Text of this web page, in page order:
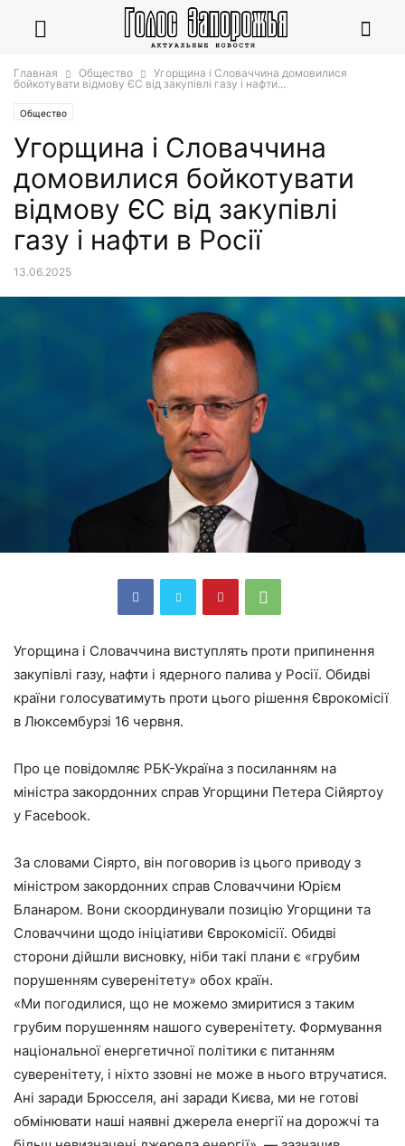
Главная Общество
Угорщина і Словаччина домовилися
бойкотувати відмову ЄС від закупівлі газу і нафти...
Общество
Угорщина і Словаччина
домовилися бойкотувати
відмову ЄС від закупівлі
газу і нафти в Росії
13.06.2025
Угорщина і Словаччина виступлять проти припинення
закупівлі газу, нафти і ядерного палива у Росії. Обидві
країни голосуватимуть проти цього рішення Єврокомісії
в Люксембурзі 16 червня.
Про це повідомляє РБК-Україна з посиланням на
міністра закордонних справ Угорщини Петера Сійяртоу
у Facebook.
За словами Сіярто, він поговорив із цього приводу з
міністром закордонних справ Словаччини Юрієм
Бланаром. Вони скоординували позицію Угорщини та
Словаччини щодо ініціативи Єврокомісії. Обидві
сторони дійшли висновку, ніби такі плани є «грубим
порушенням суверенітету» обох країн.
«Ми погодилися, що не можемо змиритися з таким
грубим порушенням нашого суверенітету. Формування
національної енергетичної політики є питанням
суверенітету, і ніхто ззовні не може в нього втручатися.
Ані заради Брюсселя, ані заради Києва, ми не готові
обмінювати наші наявні джерела енергії на дорожчі та